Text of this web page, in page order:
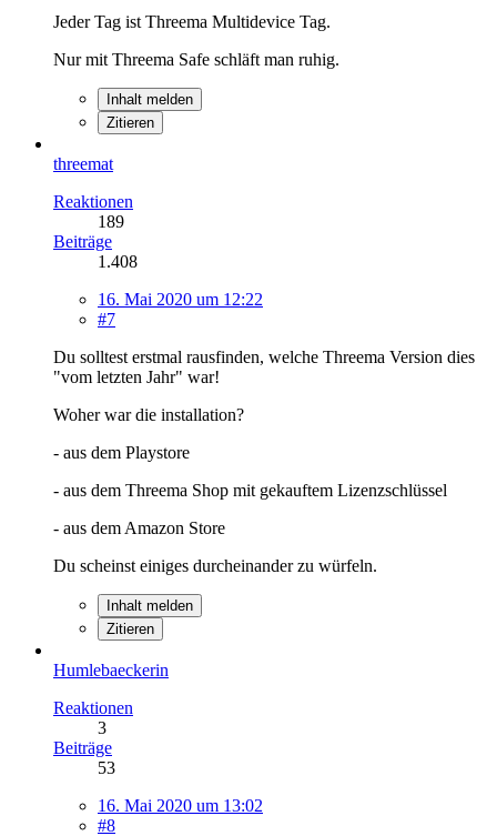
Jeder Tag ist Threema Multidevice Tag.
Nur mit Threema Safe schläft man ruhig.
Inhalt melden
Zitieren
threemat
Reaktionen
189
Beiträge
1.408
16. Mai 2020 um 12:22
#7
Du solltest erstmal rausfinden, welche Threema Version dies
"vom letzten Jahr" war!
Woher war die installation?
- aus dem Playstore
- aus dem Threema Shop mit gekauftem Lizenzschlüssel
- aus dem Amazon Store
Du scheinst einiges durcheinander zu würfeln.
Inhalt melden
Zitieren
Humlebaeckerin
Reaktionen
3
Beiträge
53
16. Mai 2020 um 13:02
#8